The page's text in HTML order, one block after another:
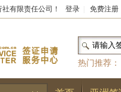
社有限责任公司！ 登录 免费注册
热门推荐：
和国|布基